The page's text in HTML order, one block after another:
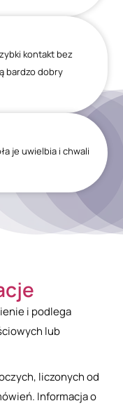
kontakt bez
bardzo dobry
je uwielbia i chwali
i podlega
lub
liczonych od
Informacja o